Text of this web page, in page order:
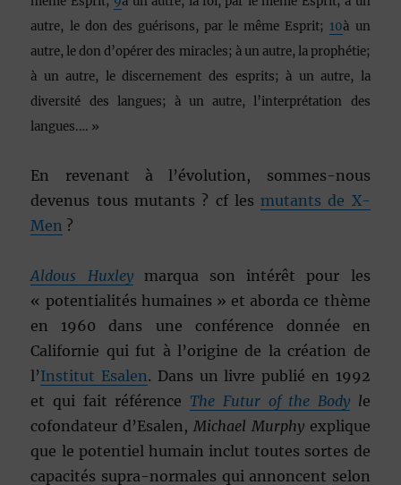
autre, le don des guérisons, par le même Esprit; 10à un
autre, le don d’opérer des miracles; à un autre, la prophétie;
à un autre, le discernement des esprits; à un autre, la
diversité des langues; à un autre, l’interprétation des
langues.… »
En revenant à l’évolution, sommes-nous
devenus tous mutants ? cf lesmutants de X-
Men ?
Aldous Huxleymarqua son intérêt pour les
« potentialités humaines » et aborda ce thème
en 1960 dans une conférence donnée en
Californie qui fut à l’origine de la création de
l’Institut Esalen. Dans un livre publié en 1992
et qui fait référence The Futur of the Bodyle
cofondateur d’Esalen, Michael Murphyexplique
que le potentiel humain inclut toutes sortes de
capacités supra-normales qui annoncent selon